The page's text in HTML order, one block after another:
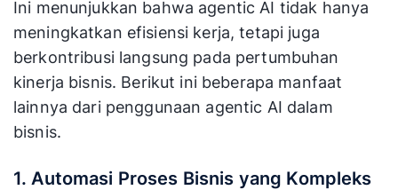
Ini menunjukkan bahwa agentic AI tidak hanya
meningkatkan efisiensi kerja, tetapi juga
berkontribusi langsung pada pertumbuhan
kinerja bisnis. Berikut ini beberapa manfaat
lainnya dari penggunaan agentic AI dalam
bisnis.
1. Automasi Proses Bisnis yang Kompleks